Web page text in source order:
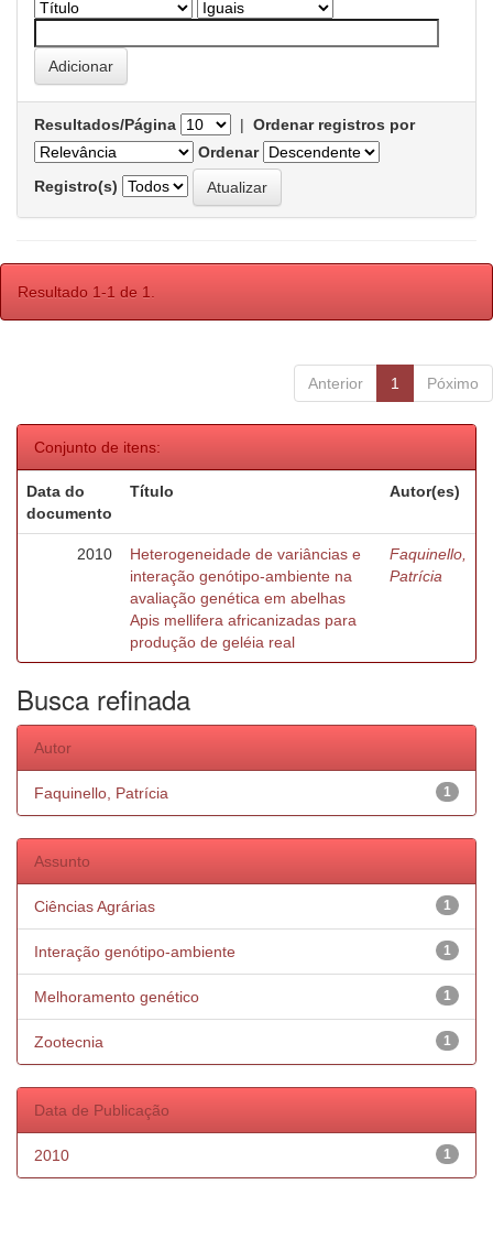
Resultados/Página | Ordenar registros por
Ordenar
Registro(s)
Resultado 1-1 de 1.
Anterior 1 Póximo
Conjunto de itens:
Data do
documento
Título Autor(es)
2010
Heterogeneidade de variâncias e
interação genótipo-ambiente na
avaliação genética em abelhas
Apis mellifera africanizadas para
produção de geléia real
Faquinello,
Patrícia
Busca refinada
Autor
1
Faquinello, Patrícia
Assunto
1
Ciências Agrárias
1
Interação genótipo-ambiente
1
Melhoramento genético
1
Zootecnia
Data de Publicação
1
2010